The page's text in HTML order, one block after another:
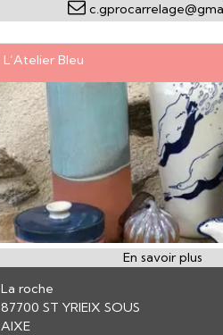
L’Atelier Bleu
La roche
87700 ST YRIEIX SOUS
AIXE